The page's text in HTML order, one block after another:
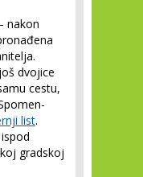
nakon
dvojice
cestu,
list.
gradskoj